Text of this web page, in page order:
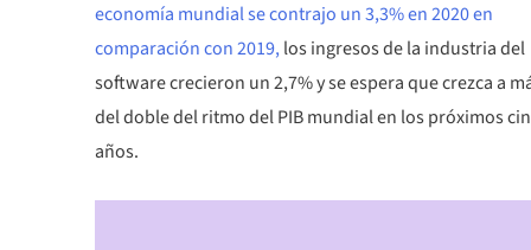
economía mundial se contrajo un 3,3% en 2020 en
comparación con 2019,los ingresos de la industria del
software crecieron un 2,7% y se espera que crezca a
del doble del ritmo del PIB mundial en los próximos
años.